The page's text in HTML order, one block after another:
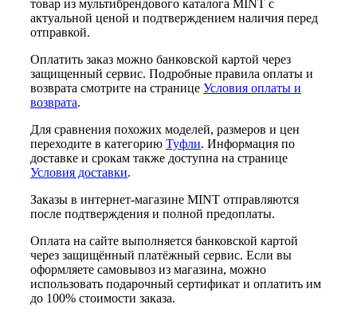
товар из мультибрендового каталога MINT с
актуальной ценой и подтверждением наличия перед
отправкой.
Оплатить заказ можно банковской картой через
защищенный сервис. Подробные правила оплаты и
возврата смотрите на странице Условия оплаты и
возврата.
Для сравнения похожих моделей, размеров и цен
переходите в категорию Туфли. Информация по
доставке и срокам также доступна на странице
Условия доставки.
Заказы в интернет-магазине MINT отправляются
после подтверждения и полной предоплаты.
Оплата на сайте выполняется банковской картой
через защищённый платёжный сервис. Если вы
оформляете самовывоз из магазина, можно
использовать подарочный сертификат и оплатить им
до 100% стоимости заказа.